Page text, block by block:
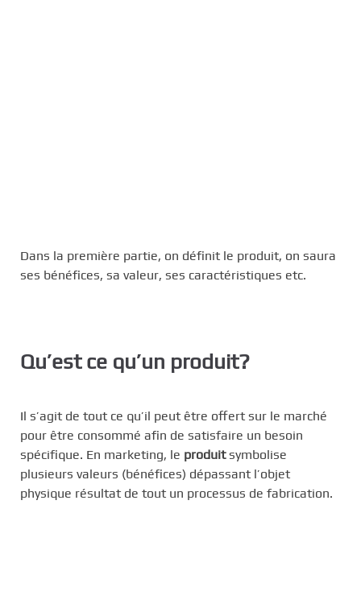
Dans la première partie, on définit le produit, on saura
ses bénéfices, sa valeur, ses caractéristiques etc.
Qu’est ce qu’un produit?
Il s’agit de tout ce qu’il peut être offert sur le marché
pour être consommé afin de satisfaire un besoin
spécifique. En marketing, le produitsymbolise
plusieurs valeurs (bénéfices) dépassant l’objet
physique résultat de tout un processus de fabrication.